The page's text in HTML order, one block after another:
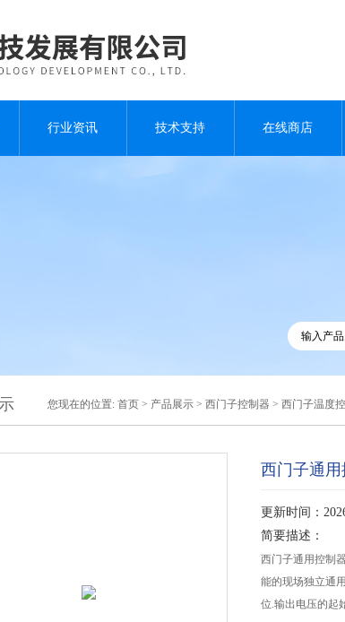
行业资讯 技术支持 在线商店
您现在的位置: 首页 > 产品展示 > 西门子控制器 > 西门子温度
西门子通用
更新时间：
简要描述：
西门子通用控制
能的现场独立通
位.输出电压的起